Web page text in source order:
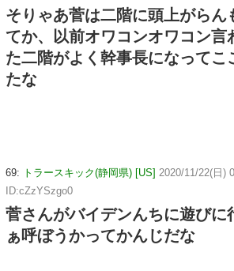
そりゃあ菅は二階に頭上がらん
てか、以前オワコンオワコン言
た二階がよく幹事長になってこ
たな
69: トラースキック(静岡県) [US] 2020/11/22(日)
ID:cZzYSzgo0
菅さんがバイデンんちに遊びに
ぁ呼ぼうかってかんじだな